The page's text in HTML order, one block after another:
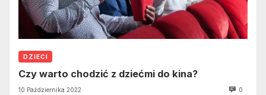
DZIECI
Czy warto chodzić z dziećmi do kina?
10 Października 2022 0